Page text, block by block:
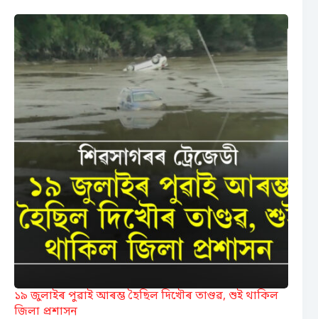
১৯ জুলাইৰ পুৱাই আৰম্ভ হৈছিল দিখৌৰ তাণ্ডৱ, শুই থাকিল
জিলা প্ৰশাসন